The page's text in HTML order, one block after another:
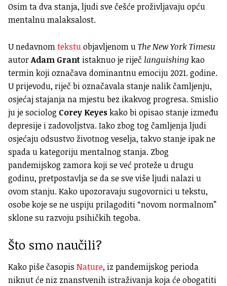
Osim ta dva stanja, ljudi sve češće proživljavaju opću
mentalnu malaksalost.
U nedavnomtekstuobjavljenom uThe New York Timesu
autorAdam Grant istaknuo je riječ languishing kao
termin koji označava dominantnu emociju 2021. godine.
U prijevodu, riječ bi označavala stanje nalik čamljenju,
osjećaj stajanja na mjestu bez ikakvog progresa. Smislio
ju je sociolog Corey Keyeskako bi opisao stanje između
depresije i zadovoljstva. Iako zbog tog čamljenja ljudi
osjećaju odsustvo životnog veselja, takvo stanje ipak ne
spada u kategoriju mentalnog stanja. Zbog
pandemijskog zamora koji se već proteže u drugu
godinu, pretpostavlja se da se sve više ljudi nalazi u
ovom stanju. Kako upozoravaju sugovornici u tekstu,
osobe koje se ne uspiju prilagoditi “novom normalnom”
sklone su razvoju psihičkih tegoba.
Što smo naučili?
Kako piše časopis Nature, iz pandemijskog perioda
niknut će niz znanstvenih istraživanja koja će obogatiti